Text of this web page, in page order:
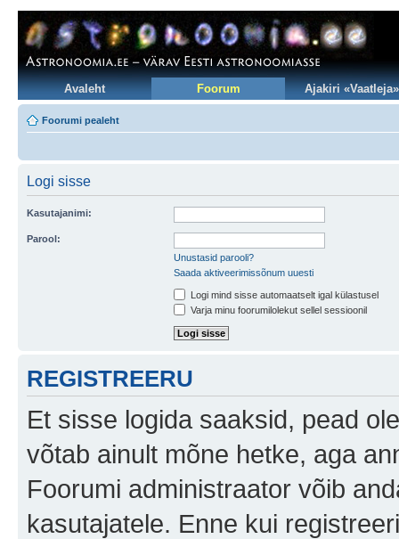
Avaleht Foorum Ajakiri «Vaatleja»
Foorumi pealeht
Logi sisse
Kasutajanimi:
Parool:
Unustasid parooli?
Saada aktiveerimissõnum uuesti
Logi mind sisse automaatselt igal külastusel
Varja minu foorumilolekut sellel sessioonil
REGISTREERU
Et sisse logida saaksid, pead
võtab ainult mõne hetke, aga
Foorumi administraator võib
kasutajatele. Enne kui